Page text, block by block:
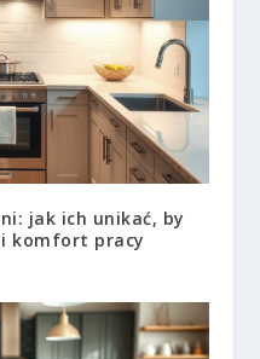
jak ich unikać, by
komfort pracy